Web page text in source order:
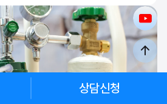
상담신청